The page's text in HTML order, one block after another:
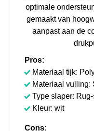
optimale
gemaakt van
aanpast aan de
Pros:
Materiaal tijk:
Materiaal vulling:
Type slaper:
Kleur: wit
Cons: